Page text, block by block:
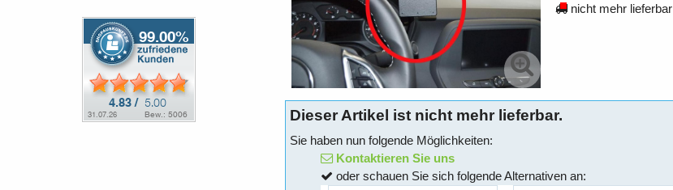
nicht mehr lieferbar
Dieser Artikel ist nicht mehr lieferbar.
Sie haben nun folgende Möglichkeiten:
Kontaktieren Sie uns
oder schauen Sie sich folgende Alternativen an: